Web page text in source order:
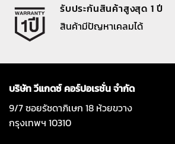
รับประกันสินค้าสูงสุด 1 ปี
สินค้ามีปัญหาเคลมได้
บริษัท วีแกดซ์ คอร์ปอเรชั่น จำกัด
9/7 ซอยรัชดาภิเษก 18 ห้วยขวาง
กรุงเทพฯ 10310